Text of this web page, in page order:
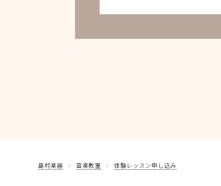
島村楽器 音楽教室 体験レッスン申し込み